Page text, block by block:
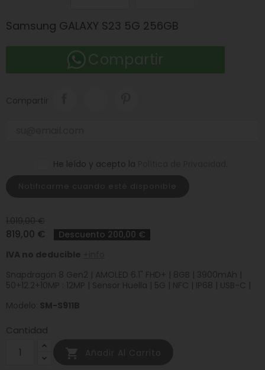
Samsung GALAXY S23 5G 256GB
Compartir
Compartir
He leído y acepto la
1.019,00 €
819,00 €
Descuento 200,00 €
IVA no deducible
Snapdragon 8 Gen2 | AMOLED 6.1" FHD+ | 8GB | 3900mAh |
50+12.2+10MP : 12MP | Sensor Huella | 5G | NFC | IP68 | USB-C |
Modelo: SM-S911B
Cantidad